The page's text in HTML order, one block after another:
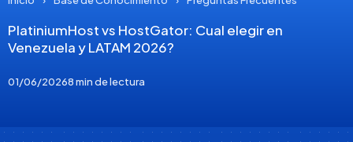
PlatiniumHost vs HostGator: Cual elegir en
Venezuela y LATAM 2026?
01/06/20268 min de lectura